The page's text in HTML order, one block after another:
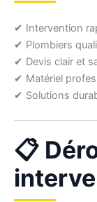
✔ Intervention
✔ Plombiers
✔ Devis clair et
✔ Matériel
✔ Solutions
📋